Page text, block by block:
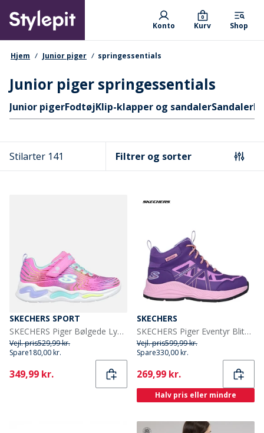
main
content
Primary departments
Konto Kurv
0
Shop
navigationssti
Hjem Junior piger springessentials
Junior piger springessentials
Hurtige links
Junior pigerFodtøjKlip-klapper og sandalerSandaler
Stilarter 141 Filtrer og sorter
SKECHERS SPORT
SKECHERS Piger Bølgede Lys Sneakers Pink
Vejl. pris529,99 kr.
Spare180,00 kr.
Current
349,99 kr.
SKECHERS
SKECHERS Piger Eventyr Blitz Sjov Forfølgelse Vandtætte Sko Purple Light Blue
Vejl. pris599,99 kr.
Spare330,00 kr.
Current
269,99 kr.
Halv pris eller mindre